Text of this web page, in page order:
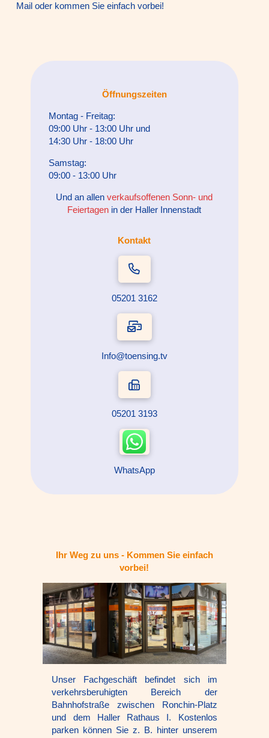
Mail oder kommen Sie einfach vorbei!
Öffnungszeiten
Montag - Freitag:
09:00 Uhr - 13:00 Uhr und
14:30 Uhr - 18:00 Uhr
Samstag:
09:00 - 13:00 Uhr
Und an allenverkaufsoffenen Sonn- und
Feiertagen in der Haller Innenstadt
Kontakt
05201 3162
Info@toensing.tv
05201 3193
WhatsApp
Ihr Weg zu uns - Kommen Sie einfach
vorbei!
Unser Fachgeschäft befindet sich im
verkehrsberuhigten Bereich der
Bahnhofstraße zwischen Ronchin-Platz
und dem Haller Rathaus I. Kostenlos
parken können Sie z. B. hinter unserem